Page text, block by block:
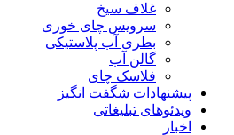
غلاف سیخ
سرویس چای خوری
بطری آب پلاستیکی
گالن آب
فلاسک چای
پیشنهادات شگفت انگیز
ویدئوهای تبلیغاتی
اخبار